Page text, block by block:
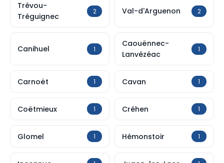
Trévou-
Tréguignec
2 Val-d'Arguenon 2
Canihuel 1
Caouënnec-
Lanvézéac
1
Carnoët 1 Cavan 1
Coëtmieux 1 Créhen 1
Glomel 1 Hémonstoir 1